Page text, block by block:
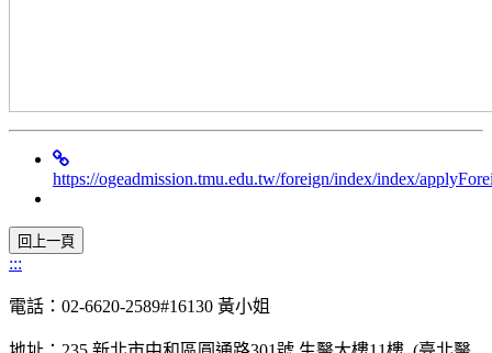
https://ogeadmission.tmu.edu.tw/foreign/index/index/
:::
電話：02-6620-2589#16130 黃小姐